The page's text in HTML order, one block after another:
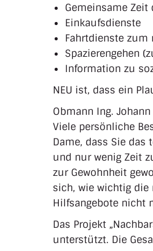
Gemeinsame
Einkaufsdienste
Fahrtdienste zum
Spazierengehen
Information zu
NEU ist, dass ein
Obmann Ing.
Viele persönliche
Dame, dass Sie
und nur wenig Zeit
zur Gewohnheit
sich, wie wichtig die
Hilfsangebote nicht
Das Projekt
unterstützt. Die